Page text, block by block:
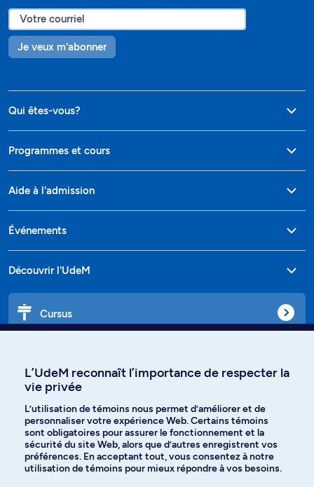
Je veux m'abonner
Qui êtes-vous?
Programmes et cours
Aide à l'admission
Événements
Découvrir l'UdeM
Cursus
Langues
Facebook Instagram
L’UdeM reconnaît l’importance de respecter la
vie privée
L’utilisation de témoins nous permet d’améliorer et de
personnaliser votre expérience Web. Certains témoins
sont obligatoires pour assurer le fonctionnement et la
sécurité du site Web, alors que d’autres enregistrent vos
préférences. En acceptant tout, vous consentez à notre
utilisation de témoins pour mieux répondre à vos besoins.